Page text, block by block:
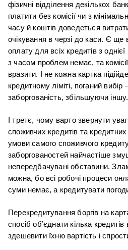
фізичні відділення декількох
платити без комісії чи з
часу й коштів доведеться
очікування в черзі до каси. Є ще
оплату для всіх кредитів з
з часом проблем немає, та
вразити. І не кожна картка
кредитному ліміті, поганий
заборгованість, збільшуючи іншу.
І третє, чому варто звернути
споживчих кредитів та
умови самого споживчого
заборгованостей найчастіше
непередбачувані обставини.
можна, бо всі робочі процеси
суми немає, а кредитувати
Перекредитування боргів на
спосіб об’єднати кілька
здешевити їхню вартість і